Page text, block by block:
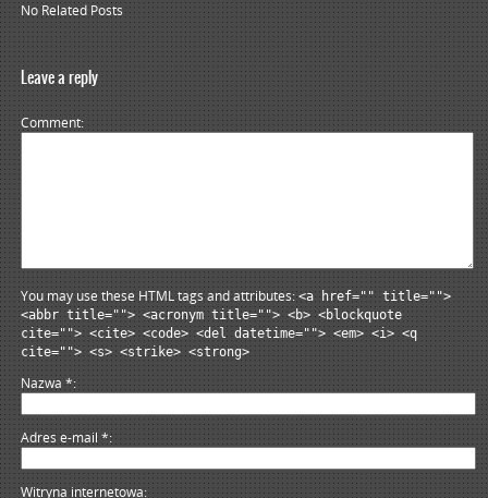
No Related Posts
Leave a reply
Comment
You may use these HTML tags and attributes:<a href="" title="">
<abbr title=""> <acronym title=""> <b> <blockquote
cite=""> <cite> <code> <del datetime=""> <em> <i> <q
cite=""> <s> <strike> <strong>
Nazwa*
Adres e-mail*
Witryna internetowa